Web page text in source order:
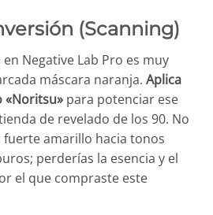
(Scanning)
Negative Lab Pro es muy
máscara naranja. Aplica
«Noritsu» para potenciar ese
de revelado de los 90. No
amarillo hacia tonos
perderías la esencia y el
el que compraste este